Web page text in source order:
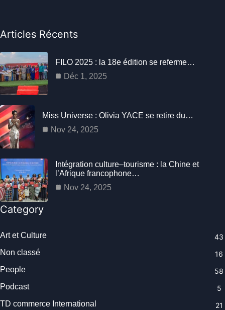
Articles Récents
FILO 2025 : la 18e édition se referme…
Déc 1, 2025
Miss Universe : Olivia YACE se retire du…
Nov 24, 2025
Intégration culture–tourisme : la Chine et
l’Afrique francophone…
Nov 24, 2025
Category
Art et Culture
43
Non classé
16
People
58
Podcast
5
TD commerce International
21